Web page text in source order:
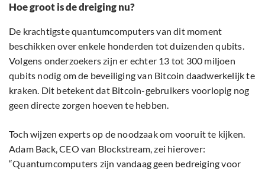
Hoe groot is de dreiging nu?
De krachtigste quantumcomputers van dit moment
beschikken over enkele honderden tot duizenden qubits.
Volgens onderzoekers zijn er echter 13 tot 300 miljoen
qubits nodig om de beveiliging van Bitcoin daadwerkelijk te
kraken. Dit betekent dat Bitcoin-gebruikers voorlopig nog
geen directe zorgen hoeven te hebben.
Toch wijzen experts op de noodzaak om vooruit te kijken.
Adam Back, CEO van Blockstream, zei hierover:
“Quantumcomputers zijn vandaag geen bedreiging voor